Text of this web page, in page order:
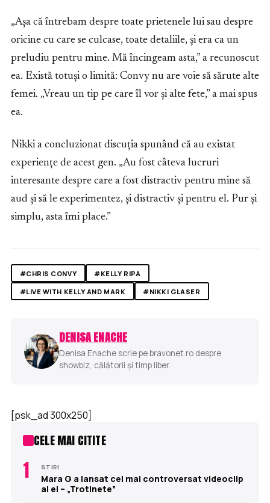
„Așa că întrebam despre toate prietenele lui sau despre
oricine cu care se culcase, toate detaliile, și era ca un
preludiu pentru mine. Mă încingeam asta,” a recunoscut
ea. Există totuși o limită: Convy nu are voie să sărute alte
femei. „Vreau un tip pe care îl vor și alte fete,” a mai spus
ea.
Nikki a concluzionat discuția spunând că au existat
experiențe de acest gen. „Au fost câteva lucruri
interesante despre care a fost distractiv pentru mine să
aud și să le experimentez, și distractiv și pentru el. Pur și
simplu, asta îmi place.”
#CHRIS CONVY
#KELLY RIPA
#LIVE WITH KELLY AND MARK
#NIKKI GLASER
DENISA ENACHE
Denisa Enache scrie pe bravonet.ro despre
showbiz, călătorii și timp liber.
[psk_ad 300x250]
CELE MAI CITITE
1 STIRI
Mara G a lansat cel mai controversat videoclip
al ei – „Trotinete”